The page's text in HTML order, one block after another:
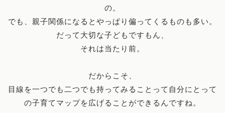
ホーム
の。
でも、親子関係になるとやっぱり偏ってくるものも多い。
だって大切な子どもですもん、
それは当たり前。
だからこそ、
目線を一つでも二つでも持ってみることって自分にとって
の子育てマップを広げることができるんですね。